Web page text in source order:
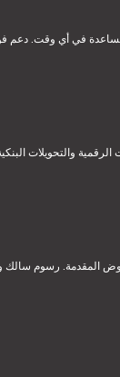
في أي وقت. دعم
والتحويلات
المقدمة. رسوم